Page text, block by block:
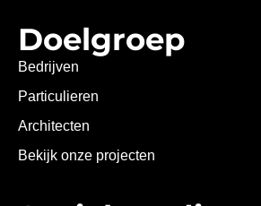
Doelgroep
Bedrijven
Particulieren
Architecten
Bekijk onze projecten